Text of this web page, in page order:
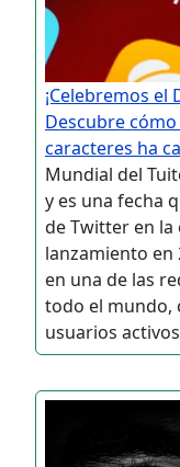
¡Celebremos el
Descubre
caracteres ha
Mundial del
y es una fecha
de Twitter en la
lanzamiento en
en una de las
todo el mundo,
usuarios